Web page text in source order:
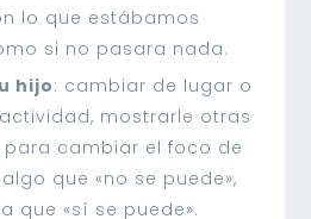
lo que estábamos
si no pasara nada.
hijo: cambiar de lugar o
mostrarle otras
para cambiar el foco de
que «no se puede»,
que «sí se puede».